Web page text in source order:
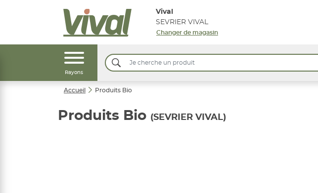
Vival
SEVRIER VIVAL
Changer de magasin
Rayons
Accueil Produits Bio
Produits Bio (SEVRIER VIVAL)